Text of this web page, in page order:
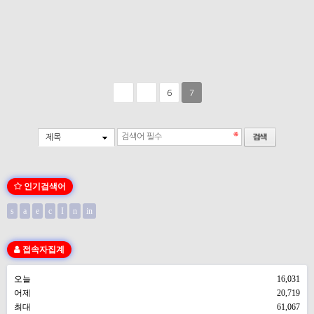
6 7
제목
인기검색어
s a e c n in
접속자집계
오늘
16,031
어제
20,719
최대
61,067